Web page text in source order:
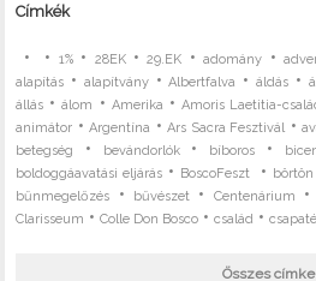
Címkék
• • 1%• 28EK•29.EK •adomány •
alapítás • alapítvány•Albertfalva •áldás •
állás •álom • Amerika • Amoris Laetitia-
animátor •Argentína •Ars Sacra Fesztivál •
betegség • bevándorlók• bíboros •
boldoggáavatási eljárás • BoscoFeszt • börtön
bűnmegelőzés • bűvészet • Centenárium
Clarisseum •Colle Don Bosco •család •
Összes címke